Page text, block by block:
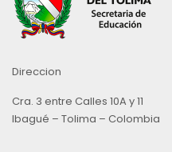
Direccion
Cra. 3 entre Calles 10A y 11
Ibagué – Tolima – Colombia